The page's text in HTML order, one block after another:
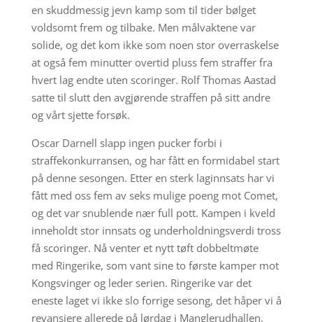
en skuddmessig jevn kamp som til tider bølget
voldsomt frem og tilbake. Men målvaktene var
solide, og det kom ikke som noen stor overraskelse
at også fem minutter overtid pluss fem straffer fra
hvert lag endte uten scoringer. Rolf Thomas Aastad
satte til slutt den avgjørende straffen på sitt andre
og vårt sjette forsøk.
Oscar Darnell slapp ingen pucker forbi i
straffekonkurransen, og har fått en formidabel start
på denne sesongen. Etter en sterk laginnsats har vi
fått med oss fem av seks mulige poeng mot Comet,
og det var snublende nær full pott. Kampen i kveld
inneholdt stor innsats og underholdningsverdi tross
få scoringer. Nå venter et nytt tøft dobbeltmøte
med Ringerike, som vant sine to første kamper mot
Kongsvinger og leder serien. Ringerike var det
eneste laget vi ikke slo forrige sesong, det håper vi å
revansjere allerede på lørdag i Manglerudhallen.